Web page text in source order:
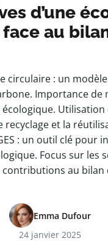
d’une
au
circulaire : un
Importance de
écologique. Utilisation
recyclage et la
: un outil clé pour
Focus sur les
au bilan
Emma Dufour
24 janvier 2025